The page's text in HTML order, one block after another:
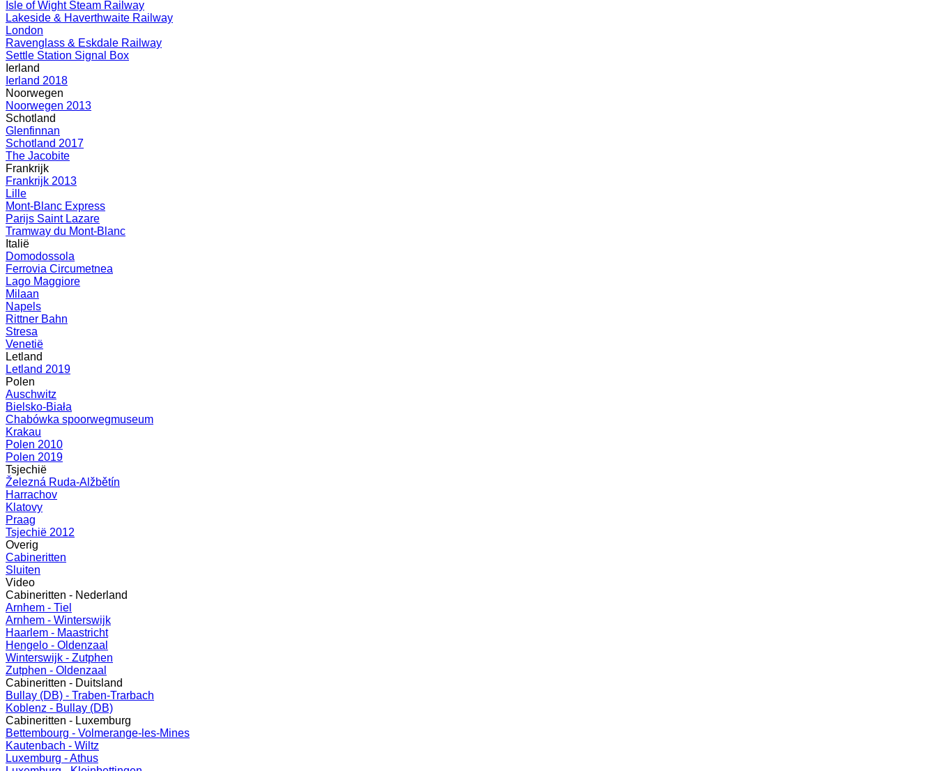
Isle of Wight Steam Railway
Lakeside & Haverthwaite Railway
London
Ravenglass & Eskdale Railway
Settle Station Signal Box
Ierland
Ierland 2018
Noorwegen
Noorwegen 2013
Schotland
Glenfinnan
Schotland 2017
The Jacobite
Frankrijk
Frankrijk 2013
Lille
Mont-Blanc Express
Parijs Saint Lazare
Tramway du Mont-Blanc
Italië
Domodossola
Ferrovia Circumetnea
Lago Maggiore
Milaan
Napels
Rittner Bahn
Stresa
Venetië
Letland
Letland 2019
Polen
Auschwitz
Bielsko-Biała
Chabówka spoorwegmuseum
Krakau
Polen 2010
Polen 2019
Tsjechië
Železná Ruda-Alžbětín
Harrachov
Klatovy
Praag
Tsjechië 2012
Overig
Cabineritten
Sluiten
Video
Cabineritten - Nederland
Arnhem - Tiel
Arnhem - Winterswijk
Haarlem - Maastricht
Hengelo - Oldenzaal
Winterswijk - Zutphen
Zutphen - Oldenzaal
Cabineritten - Duitsland
Bullay (DB) - Traben-Trarbach
Koblenz - Bullay (DB)
Cabineritten - Luxemburg
Bettembourg - Volmerange-les-Mines
Kautenbach - Wiltz
Luxemburg - Athus